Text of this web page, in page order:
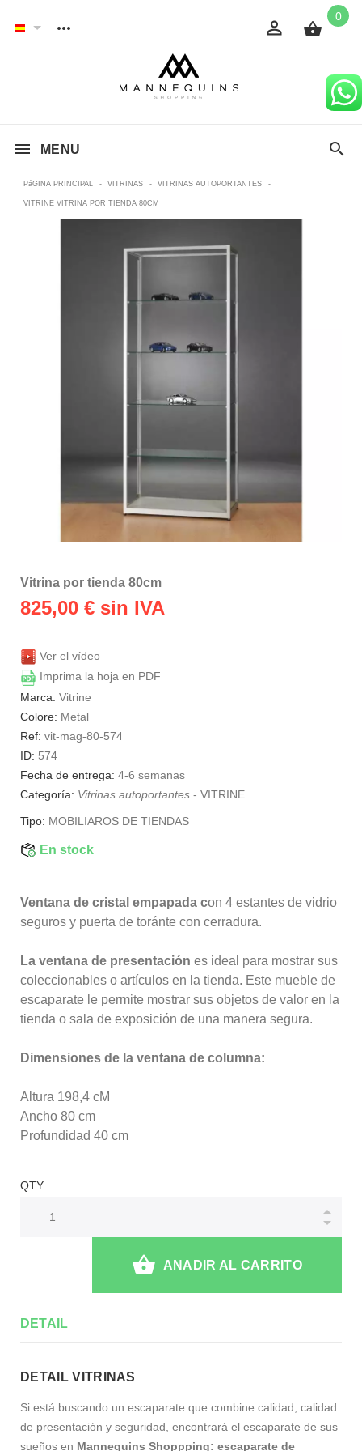
0
MENU
PáGINA PRINCIPAL - VITRINAS - VITRINAS AUTOPORTANTES -
VITRINE VITRINA POR TIENDA 80CM
Vitrina por tienda 80cm
825,00 € sin IVA
Ver el vídeo
Imprima la hoja en PDF
Marca: Vitrine
Colore: Metal
Ref: vit-mag-80-574
ID: 574
Fecha de entrega: 4-6 semanas
Categoría: Vitrinas autoportantes - VITRINE
Tipo: MOBILIAROS DE TIENDAS
En stock
Ventana de cristal empapada con 4 estantes de vidrio
seguros y puerta de toránte con cerradura.
La ventana de presentación es ideal para mostrar sus
coleccionables o artículos en la tienda. Este mueble de
escaparate le permite mostrar sus objetos de valor en la
tienda o sala de exposición de una manera segura.
Dimensiones de la ventana de columna:
Altura 198,4 cM
Ancho 80 cm
Profundidad 40 cm
QTY
ANADIR AL CARRITO
DETAIL
DETAIL VITRINAS
Si está buscando un escaparate que combine calidad, calidad
de presentación y seguridad, encontrará el escaparate de sus
sueños en Mannequins Shoppping: escaparate de